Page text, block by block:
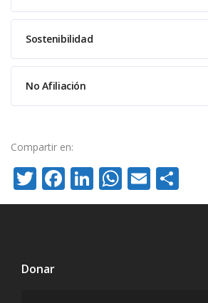
Sostenibilidad
No Afiliación
Compartir en:
Twitter
Facebook
LinkedIn
Email
Donar